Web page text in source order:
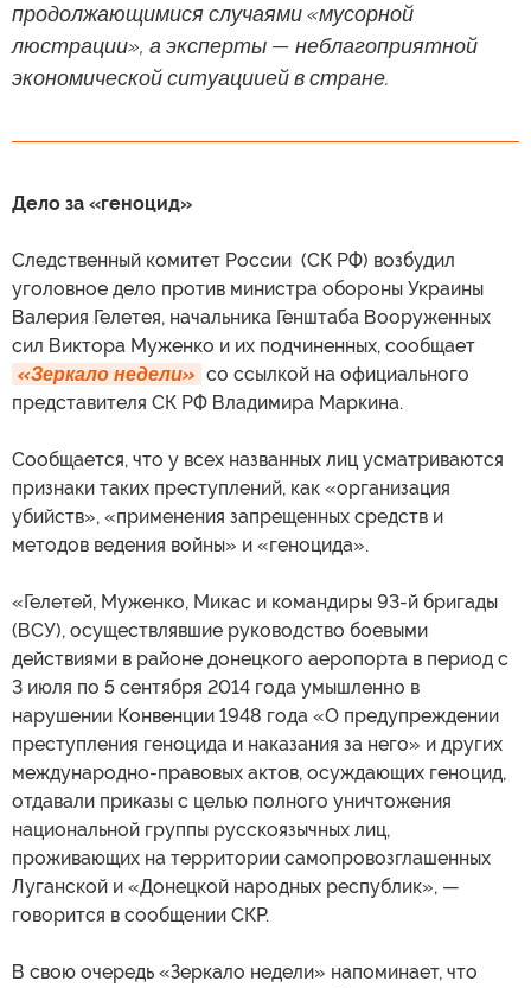
продолжающимися случаями «мусорной
люстрации», а эксперты — неблагоприятной
экономической ситуациией в стране.
Дело за «геноцид»
Следственный комитет России (СК РФ) возбудил
уголовное дело против министра обороны Украины
Валерия Гелетея, начальника Генштаба Вооруженных
сил Виктора Муженко и их подчиненных, сообщает
«Зеркало недели» со ссылкой на официального
представителя СК РФ Владимира Маркина.
Сообщается, что у всех названных лиц усматриваются
признаки таких преступлений, как «организация
убийств», «применения запрещенных средств и
методов ведения войны» и «геноцида».
«Гелетей, Муженко, Микас и командиры 93-й бригады
(ВСУ), осуществлявшие руководство боевыми
действиями в районе донецкого аеропорта в период с
3 июля по 5 сентября 2014 года умышленно в
нарушении Конвенции 1948 года «О предупреждении
преступления геноцида и наказания за него» и других
международно-правовых актов, осуждающих геноцид,
отдавали приказы с целью полного уничтожения
национальной группы русскоязычных лиц,
проживающих на территории самопровозглашенных
Луганской и «Донецкой народных республик», —
говорится в сообщении СКР.
В свою очередь «Зеркало недели» напоминает, что